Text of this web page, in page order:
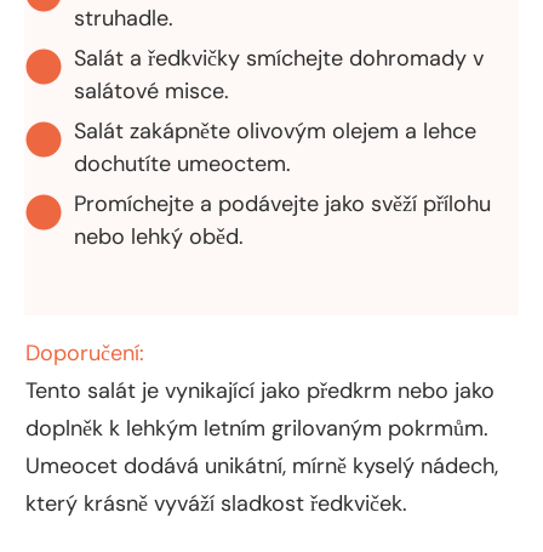
struhadle.
Salát a ředkvičky smíchejte dohromady v
salátové misce.
Salát zakápněte olivovým olejem a lehce
dochutíte umeoctem.
Promíchejte a podávejte jako svěží přílohu
nebo lehký oběd.
Doporučení:
Tento salát je vynikající jako předkrm nebo jako
doplněk k lehkým letním grilovaným pokrmům.
Umeocet dodává unikátní, mírně kyselý nádech,
který krásně vyváží sladkost ředkviček.